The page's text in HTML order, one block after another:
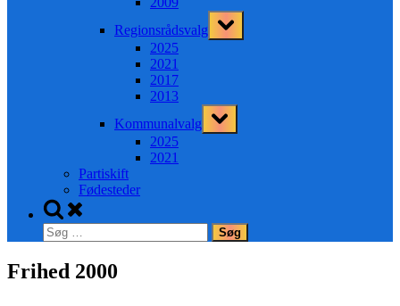
Regionsrådsvalg
Toggle
sub-
2025
2021
2017
2013
Kommunalvalg
Toggle
sub-
2025
2021
Partiskift
Fødesteder
Toggle
search
form
Søg
efter:
Frihed 2000